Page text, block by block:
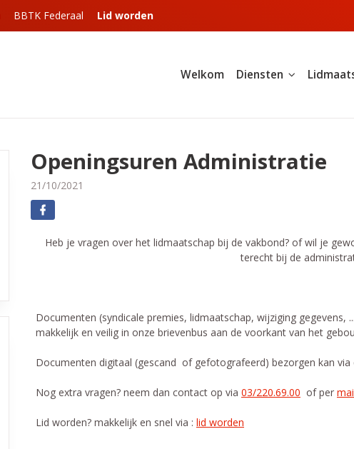
BBTK Federaal Lid worden
Welkom Diensten
Openingsuren Administratie
21/10/2021
Heb je vragen over het lidmaatschap bij de vakbond? of wil je
terecht bij de
Documenten (syndicale premies, lidmaatschap, wijziging
makkelijk en veilig in onze brievenbus aan de voorkant van het
Documenten digitaal (gescand of gefotografeerd) bezorgen kan via
Nog extra vragen? neem dan contact op via 03/220.69.00 of per
Lid worden? makkelijk en snel via : lid worden